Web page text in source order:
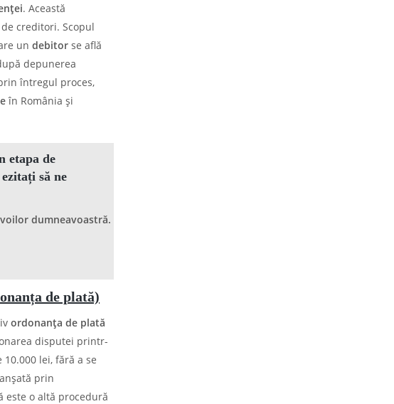
. Această
creditori. Scopul
un debitor se află
depunerea
întregul proces,
în România și
etapa de
să ne
dumneavoastră.
de plată)
ordonanța de plată
disputei printr-
lei, fără a se
prin
este o altă procedură